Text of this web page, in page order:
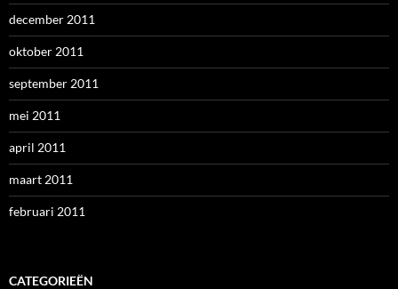
december 2011
oktober 2011
september 2011
mei 2011
april 2011
maart 2011
februari 2011
CATEGORIEËN